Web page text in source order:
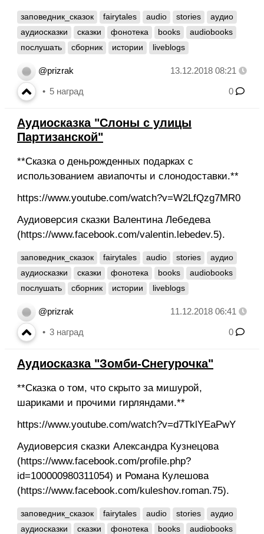
заповедник_сказок fairytales audio stories
аудио
аудиосказки
сказки фонотека books
audiobooks
послушать
сборник истории liveblogs
@prizrak 13.12.2018 08:21
5 наград 0
Аудиосказка "Слоны с улицы
Партизанской"
**Сказка о деньрожденных подарках с
использованием авиапочты и слонодоставки.**
https://www.youtube.com/watch?v=W2LfQzg7MR0
Аудиоверсия сказки Валентина Лебедева
(https://www.facebook.com/valentin.lebedev.5).
заповедник_сказок fairytales audio stories
аудио
аудиосказки
сказки фонотека books
audiobooks
послушать
сборник истории liveblogs
@prizrak 11.12.2018 06:41
3 наград 0
Аудиосказка "Зомби-Снегурочка"
**Сказка о том, что скрыто за мишурой,
шариками и прочими гирляндами.**
https://www.youtube.com/watch?v=d7TklYEaPwY
Аудиоверсия сказки Александра Кузнецова
(https://www.facebook.com/profile.php?
id=100000980311054) и Романа Кулешова
(https://www.facebook.com/kuleshov.roman.75).
заповедник_сказок fairytales audio stories
аудио
аудиосказки
сказки фонотека books
audiobooks